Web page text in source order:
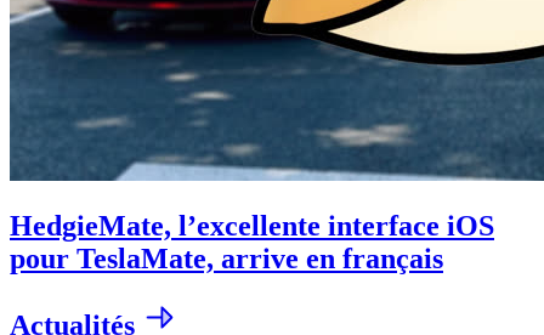
HedgieMate, l’excellente interface iOS
pour TeslaMate, arrive en français
Actualités